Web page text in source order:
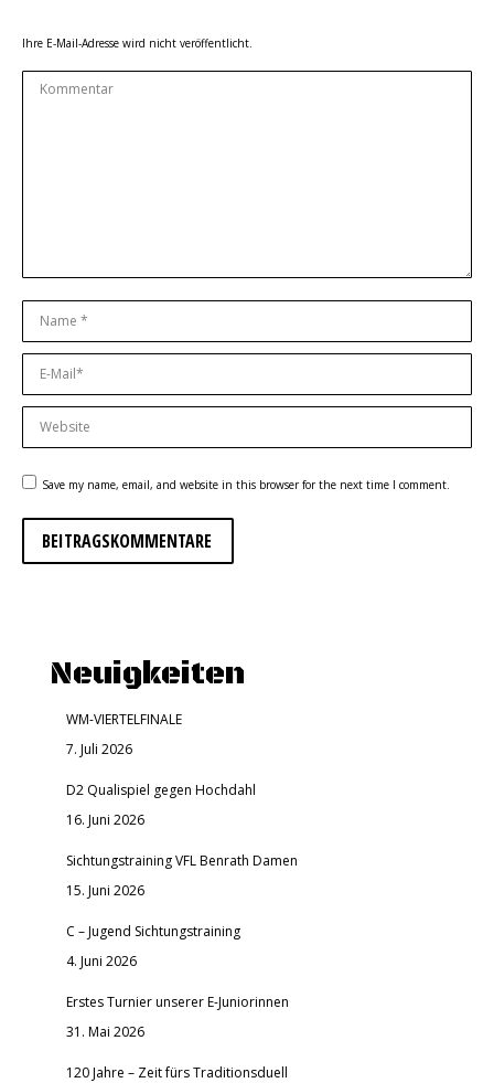
Ihre E-Mail-Adresse wird nicht veröffentlicht.
Kommentar
Name *
E-Mail *
Website
Save my name, email, and website in this browser for the next time I comment.
BEITRAGSKOMMENTARE
Neuigkeiten
WM-VIERTELFINALE
7. Juli 2026
D2 Qualispiel gegen Hochdahl
16. Juni 2026
Sichtungstraining VFL Benrath Damen
15. Juni 2026
C – Jugend Sichtungstraining
4. Juni 2026
Erstes Turnier unserer E-Juniorinnen
31. Mai 2026
120 Jahre – Zeit fürs Traditionsduell